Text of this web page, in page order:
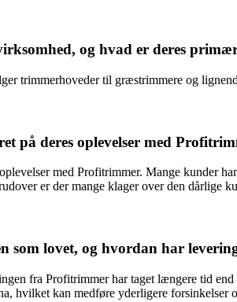
og hvad er deres
trimmerhoveder til græstrimmere og
på deres oplevelser med
med Profitrimmer. Mange kunder
er der mange klager over den dårlige
som lovet, og hvordan har
fra Profitrimmer har taget længere tid
hvilket kan medføre yderligere forsinkelser